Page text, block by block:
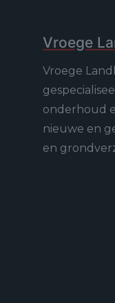
Vroege
Vroege
onderhoud
nieuwe en
en